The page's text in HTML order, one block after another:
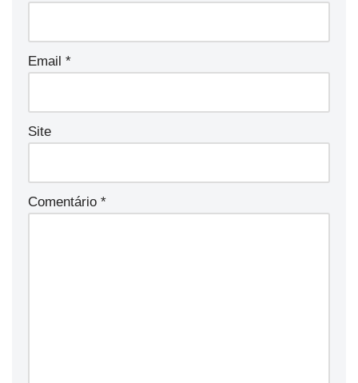
Email *
Site
Comentário *